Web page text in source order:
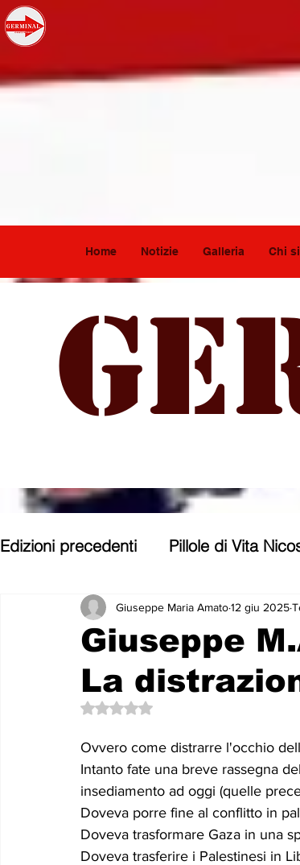
Home Notizie Galleria Chi
Edizioni precedenti Pillole di Vita
Parole, pensieri, opere e opinioni
Con gli occhi di uno Zoomer
Le memorie di donna Prizzita. Un ro
LEONFORTE 2040 ATTUALITA'
Giuseppe
La
Giuseppe Maria Amato12 giu 2025
Valutazione NaN stelle su 5.
Ovvero come distrarre l'occhio
Intanto fate una breve rassegna
insediamento ad oggi (quelle
Doveva porre fine al conflitto in
Doveva trasformare Gaza in una
Doveva trasferire i Palestinesi in